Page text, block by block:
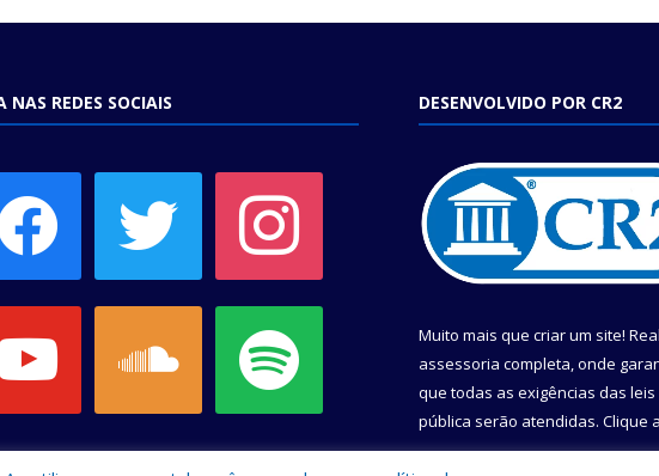
NAS REDES SOCIAIS DESENVOLVIDO POR CR2
Muito mais que criar um site!
assessoria completa, onde
que todas as exigências das
pública serão atendidas. Clique